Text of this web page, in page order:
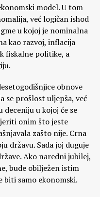
model. U tom
već logičan ishod
u kojoj je nominalna
kao razvoj, inflacija
fiskalne politike, a
obnove
se prošlost uljepša, već
u kojoj će se
onim što jeste
zašto nije. Crna
državu. Sada joj duguje
Ako naredni jubilej,
bude obilježen istim
samo ekonomski.